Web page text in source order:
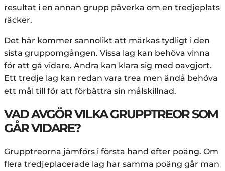
resultat i en annan grupp påverka om en tredjeplats
räcker.
Det här kommer sannolikt att märkas tydligt i den
sista gruppomgången. Vissa lag kan behöva vinna
för att gå vidare. Andra kan klara sig med oavgjort.
Ett tredje lag kan redan vara trea men ändå behöva
ett mål till för att förbättra sin målskillnad.
VAD AVGÖR VILKA GRUPPTREOR SOM
GÅR VIDARE?
Grupptreorna jämförs i första hand efter poäng. Om
flera tredjeplacerade lag har samma poäng går man